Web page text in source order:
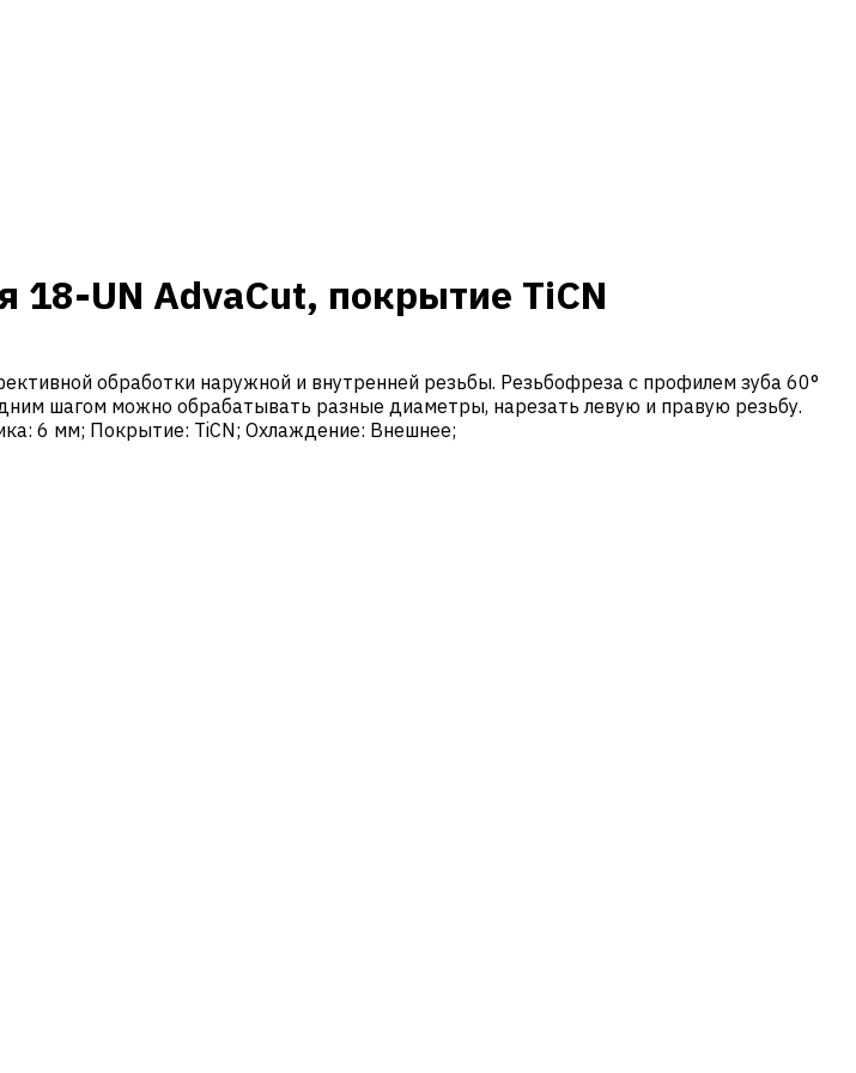
18-UN AdvaCut, покрытие TiCN
обработки наружной и внутренней резьбы. Резьбофреза с профилем зуба 60°
шагом можно обрабатывать разные диаметры, нарезать левую и правую резьбу.
6 мм; Покрытие: TiCN; Охлаждение: Внешнее;